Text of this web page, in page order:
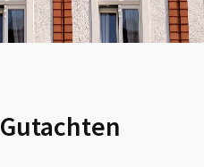
Gutachten